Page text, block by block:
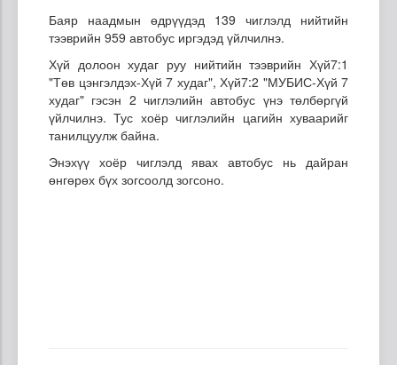
Баяр наадмын өдрүүдэд 139 чиглэлд нийтийн
тээврийн 959 автобус иргэдэд үйлчилнэ.
Хүй долоон худаг руу нийтийн тээврийн Хүй7:1
"Төв цэнгэлдэх-Хүй 7 худаг", Хүй7:2 "МУБИС-Хүй 7
худаг" гэсэн 2 чиглэлийн автобус үнэ төлбөргүй
үйлчилнэ. Тус хоёр чиглэлийн цагийн хуваарийг
танилцуулж байна.
Энэхүү хоёр чиглэлд явах автобус нь дайран
өнгөрөх бүх зогсоолд зогсоно.